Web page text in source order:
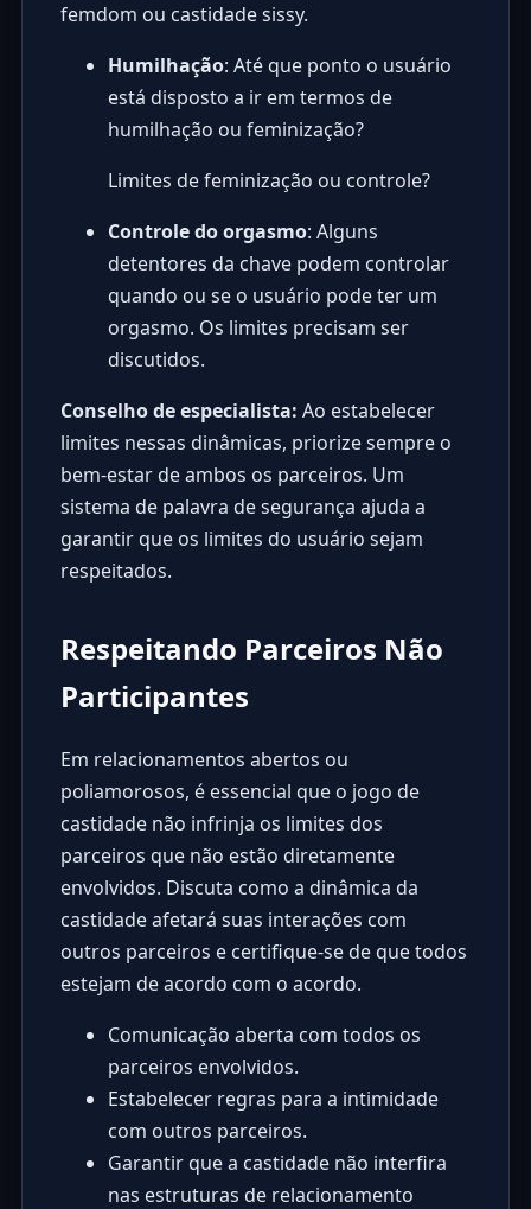
femdom ou castidade sissy.
Humilhação: Até que ponto o usuário
está disposto a ir em termos de
humilhação ou feminização?
Limites de feminização ou controle?
Controle do orgasmo: Alguns
detentores da chave podem controlar
quando ou se o usuário pode ter um
orgasmo. Os limites precisam ser
discutidos.
Conselho de especialista: Ao estabelecer
limites nessas dinâmicas, priorize sempre o
bem-estar de ambos os parceiros. Um
sistema de palavra de segurança ajuda a
garantir que os limites do usuário sejam
respeitados.
Respeitando Parceiros Não
Participantes
Em relacionamentos abertos ou
poliamorosos, é essencial que o jogo de
castidade não infrinja os limites dos
parceiros que não estão diretamente
envolvidos. Discuta como a dinâmica da
castidade afetará suas interações com
outros parceiros e certifique-se de que todos
estejam de acordo com o acordo.
Comunicação aberta com todos os
parceiros envolvidos.
Estabelecer regras para a intimidade
com outros parceiros.
Garantir que a castidade não interfira
nas estruturas de relacionamento